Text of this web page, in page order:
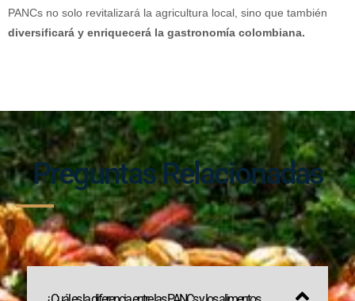
PANCs no solo revitalizará la agricultura local, sino que también
diversificará y enriquecerá la gastronomía colombiana.
Preguntas Relacionadas